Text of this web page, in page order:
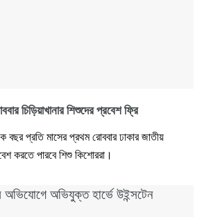
চিড়িয়াখানার শিশুদের প্রবেশ ফ্রি
বছর প্রতি মাসের প্রথম রোববার ঢাকার জাতীয়
করতে পারবে শিশু কিশোররা।